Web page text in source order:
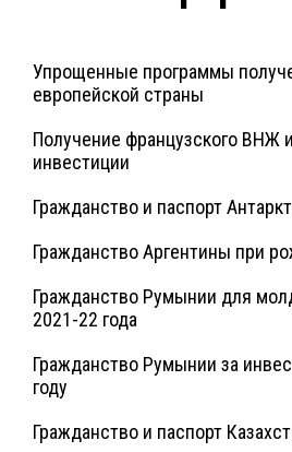
Упрощенные программы
европейской страны
Получение французского ВНЖ
инвестиции
Гражданство и паспорт
Гражданство Аргентины при
Гражданство Румынии для
2021-22 года
Гражданство Румынии за
году
Гражданство и паспорт